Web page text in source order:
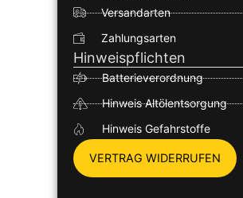
Versandarten
Zahlungsarten
Hinweispflichten
Batterieverordnung
Hinweis Altölentsorgung
Hinweis Gefahrstoffe
VERTRAG WIDERRUFEN